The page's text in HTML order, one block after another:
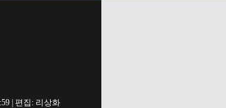
| 편집: 리상화